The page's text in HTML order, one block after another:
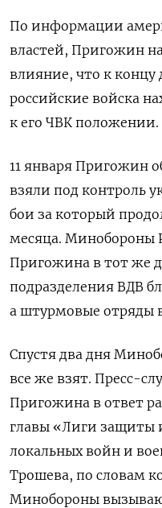
По информации
властей, Пригожин
влияние, что к концу
российские войска
к его ЧВК положении.
11 января Пригожин
взяли под контроль
бои за который
месяца. Минобороны
Пригожина в тот же
подразделения ВДВ
а штурмовые отряды
Спустя два дня
все же взят. Пресс-
Пригожина в ответ
главы «Лиги защиты
локальных войн и
Трошева, по словам
Минобороны